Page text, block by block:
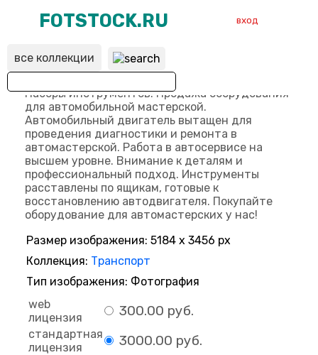
FOTSTOCK.RU
ВХОД
РЕГИСТРАЦИЯ
вход
все коллекции
Размер изображения: 5184 x 3456 px
Коллекция: Транспорт
Тип изображения: Фотография
web
лицензия
300.00 руб.
стандартная
лицензия
3000.00 руб.